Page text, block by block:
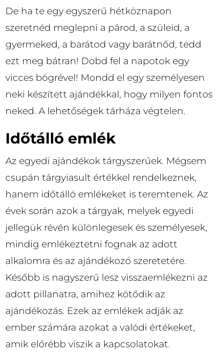
De ha te egy egyszerű hétköznapon
szeretnéd meglepni a párod, a szüleid, a
gyermeked, a barátod vagy barátnőd, tedd
ezt meg bátran! Dobd fel a napotok egy
vicces bögrével! Mondd el egy személyesen
neki készített ajándékkal, hogy milyen fontos
neked. A lehetőségek tárháza végtelen.
Időtálló emlék
Az egyedi ajándékok tárgyszerűek. Mégsem
csupán tárgyiasult értékkel rendelkeznek,
hanem időtálló emlékeket is teremtenek. Az
évek során azok a tárgyak, melyek egyedi
jellegük révén különlegesek és személyesek,
mindig emlékeztetni fognak az adott
alkalomra és az ajándékozó szeretetére.
Később is nagyszerű lesz visszaemlékezni az
adott pillanatra, amihez kötődik az
ajándékozás. Ezek az emlékek adják az
ember számára azokat a valódi értékeket,
amik előrébb viszik a kapcsolatokat.